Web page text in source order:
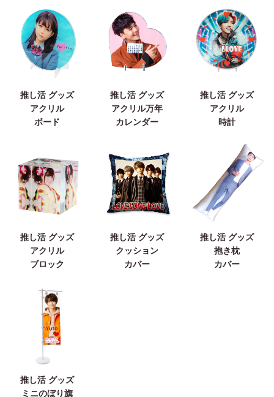
推し活 グッズ
アクリル
ボード
推し活 グッズ
アクリル万年
カレンダー
推し活 グッズ
アクリル
時計
推し活 グッズ
アクリル
ブロック
推し活 グッズ
クッション
カバー
推し活 グッズ
抱き枕
カバー
推し活 グッズ
ミニのぼり旗